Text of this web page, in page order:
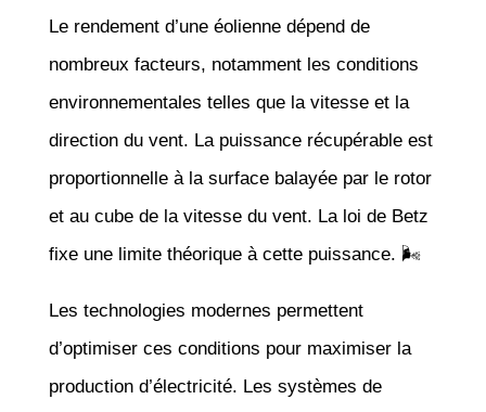
Le rendement d’une éolienne dépend de
nombreux facteurs, notamment les conditions
environnementales telles que la vitesse et la
direction du vent. La puissance récupérable est
proportionnelle à la surface balayée par le rotor
et au cube de la vitesse du vent. La loi de Betz
fixe une limite théorique à cette puissance. 🌬️
Les technologies modernes permettent
d’optimiser ces conditions pour maximiser la
production d’électricité. Les systèmes de